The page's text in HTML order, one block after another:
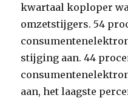
kwartaal koploper
omzetstijgers. 54
stijging aan. 44
aan, het laagste